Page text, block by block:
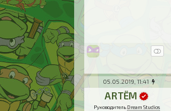
05.05.2019, 11:41
ARTЁM
Руководитель Dream Studios